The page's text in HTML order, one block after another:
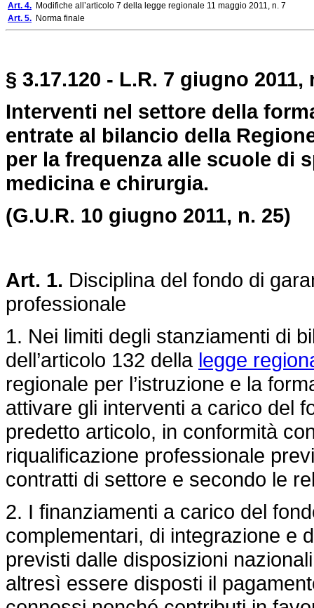
Art. 4. Modifiche all’articolo 7 della legge regionale 11 maggio 2011, n. 7
Art. 5. Norma finale
§ 3.17.120 - L.R. 7 giugno 2011,
Interventi nel settore della
entrate al bilancio della
per la frequenza alle scuole di
medicina e chirurgia.
(G.U.R. 10 giugno 2011, n. 25)
Art. 1. Disciplina del fondo di
professionale
1. Nei limiti degli stanziamenti di
dell’articolo 132 della legge
regionale per l’istruzione e la
attivare gli interventi a carico del
predetto articolo, in conformità
riqualificazione professionale
contratti di settore e secondo le
2. I finanziamenti a carico del
complementari, di integrazione e
previsti dalle disposizioni
altresì essere disposti il